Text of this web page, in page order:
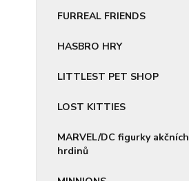
FURREAL FRIENDS
HASBRO HRY
LITTLEST PET SHOP
LOST KITTIES
MARVEL/DC figurky akčních
hrdinů